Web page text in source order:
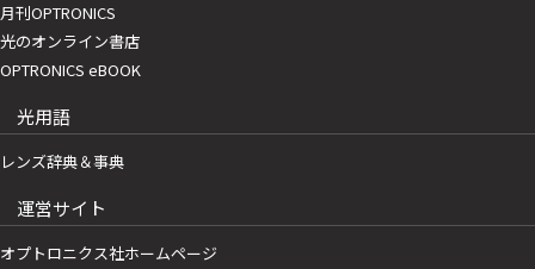
月刊OPTRONICS
光のオンライン書店
OPTRONICS eBOOK
光用語
レンズ辞典＆事典
運営サイト
オプトロニクス社ホームページ